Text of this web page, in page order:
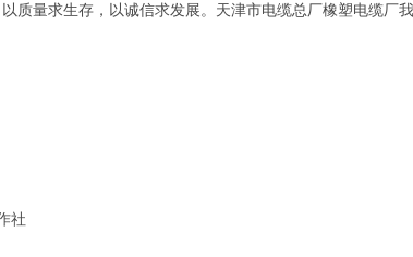
质量求生存，以诚信求发展。天津市电缆总厂橡塑电缆厂
社